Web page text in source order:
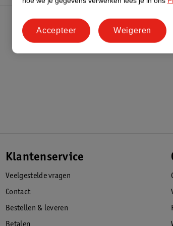
Klantenservice
Veelgestelde vragen
Contact
Bestellen & leveren
Weigeren
Accepteer